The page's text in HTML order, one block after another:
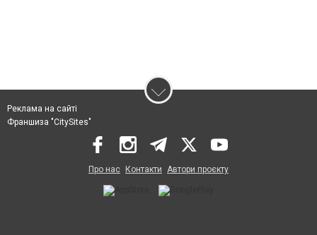
Реклама на сайті
Франшиза "CitySites"
Про нас Контакти Автори проєкту